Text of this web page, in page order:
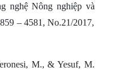
nghệ Nông nghiệp và
– 4581, No.21/2017,
M., & Yesuf, M.